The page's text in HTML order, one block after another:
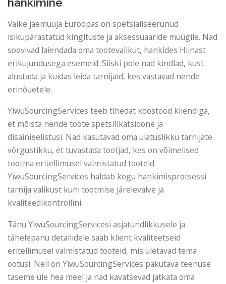
Väike jaemüüja Euroopas on spetsialiseerunud
isikupärastatud kingituste ja aksessuaaride müügile. Nad
soovivad laiendada oma tootevalikut, hankides Hiinast
erikujundusega esemeid. Siiski pole nad kindlad, kust
alustada ja kuidas leida tarnijaid, kes vastavad nende
erinõuetele.
YiwuSourcingServices teeb tihedat koostööd kliendiga,
et mõista nende toote spetsifikatsioone ja
disainieelistusi. Nad kasutavad oma ulatuslikku tarnijate
võrgustikku, et tuvastada tootjad, kes on võimelised
tootma eritellimusel valmistatud tooteid.
YiwuSourcingServices haldab kogu hankimisprotsessi
tarnija valikust kuni tootmise järelevalve ja
kvaliteedikontrollini.
Tänu YiwuSourcingServicesi asjatundlikkusele ja
tähelepanu detailidele saab klient kvaliteetseid
eritellimusel valmistatud tooteid, mis ületavad tema
ootusi. Neil on YiwuSourcingServices pakutava teenuse
taseme üle hea meel ja nad kavatsevad jätkata oma